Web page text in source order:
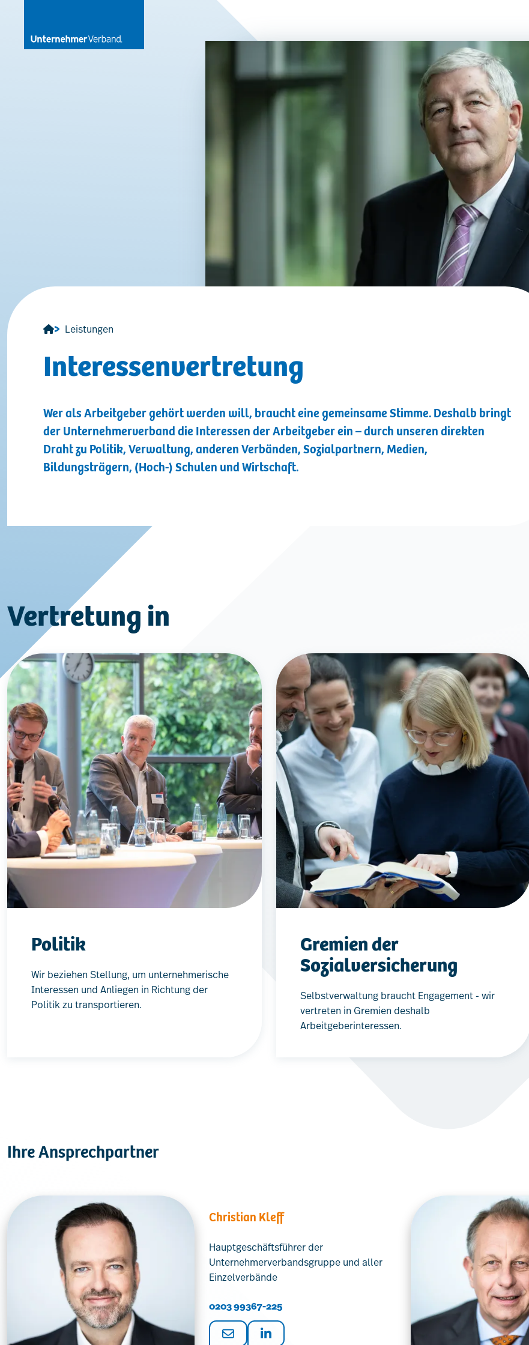
Leistungen
Interessenvertretung
Wer als Arbeitgeber gehört werden will, braucht eine gemeinsame Stimme. Deshalb bringt
der Unternehmerverband die Interessen der Arbeitgeber ein – durch unseren direkten
Draht zu Politik, Verwaltung, anderen Verbänden, Sozialpartnern, Medien,
Bildungsträgern, (Hoch-) Schulen und Wirtschaft.
Vertretung in
Politik
Wir beziehen Stellung, um unternehmerische
Interessen und Anliegen in Richtung der
Politik zu transportieren.
Gremien der
Sozialversicherung
Selbstverwaltung braucht Engagement - wir
vertreten in Gremien deshalb
Arbeitgeberinteressen.
Ihre Ansprechpartner
Christian Kleff
Hauptgeschäftsführer der
Unternehmerverbandsgruppe und aller
Einzelverbände
0203 99367-225